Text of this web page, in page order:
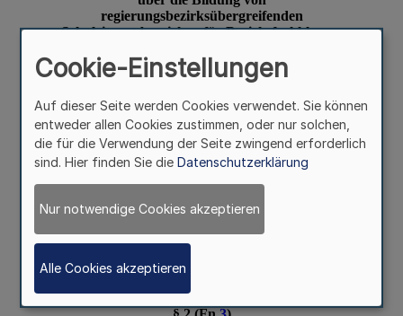
Cookie-Einstellungen
Auf dieser Seite werden Cookies verwendet. Sie können
entweder allen Cookies zustimmen, oder nur solchen,
die für die Verwendung der Seite zwingend erforderlich
sind. Hier finden Sie die Datenschutzerklärung
Nur notwendige Cookies akzeptieren
Alle Cookies akzeptieren